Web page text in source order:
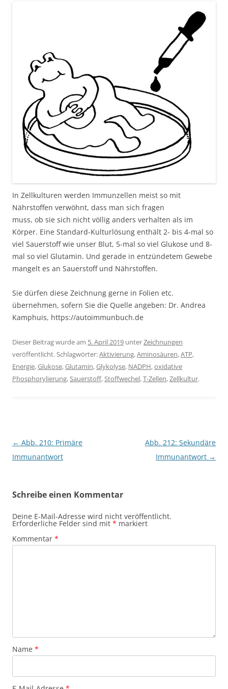
In Zellkulturen werden Immunzellen meist so mit
Nährstoffen verwöhnt, dass man sich fragen
muss, ob sie sich nicht völlig anders verhalten als im
Körper. Eine Standard-Kulturlösung enthält 2- bis 4-mal so
viel Sauerstoff wie unser Blut, 5-mal so viel Glukose und 8-
mal so viel Glutamin. Und gerade in entzündetem Gewebe
mangelt es an Sauerstoff und Nährstoffen.
Sie dürfen diese Zeichnung gerne in Folien etc.
übernehmen, sofern Sie die Quelle angeben: Dr. Andrea
Kamphuis, https://autoimmunbuch.de
Dieser Beitrag wurde am 5. April 2019 unterZeichnungen
veröffentlicht. Schlagwörter:Aktivierung,Aminosäuren,ATP,
Energie,Glukose,Glutamin,Glykolyse, NADPH,oxidative
Phosphorylierung,Sauerstoff,Stoffwechel,T-Zellen,Zellkultur.
Beitragsnavigation
← Abb. 210: Primäre
Immunantwort
Abb. 212: Sekundäre
Immunantwort →
Schreibe einen Kommentar
Deine E-Mail-Adresse wird nicht veröffentlicht.
Erforderliche Felder sind mit * markiert
Kommentar *
Name *